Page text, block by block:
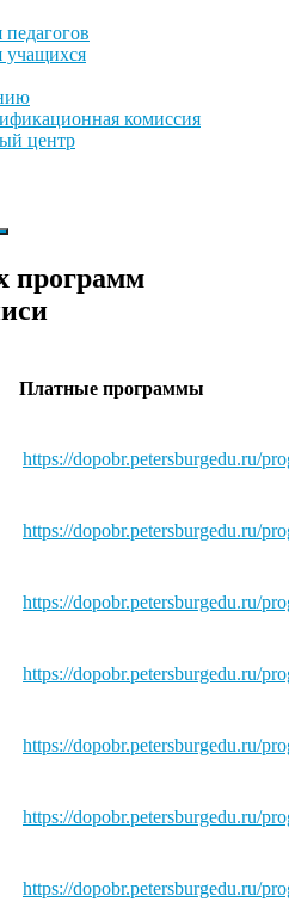
учащихся
комиссия
центр
программ
Платные программы
https://dopobr.petersburgedu.ru/
https://dopobr.petersburgedu.ru/
https://dopobr.petersburgedu.ru/
https://dopobr.petersburgedu.ru/
https://dopobr.petersburgedu.ru/
https://dopobr.petersburgedu.ru/
https://dopobr.petersburgedu.ru/